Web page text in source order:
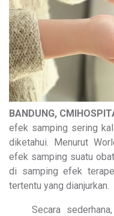
BANDUNG,
efek samping sering
diketahui. Menurut
efek samping suatu
di samping efek
tertentu yang dianjurkan.
Secara sederhana,